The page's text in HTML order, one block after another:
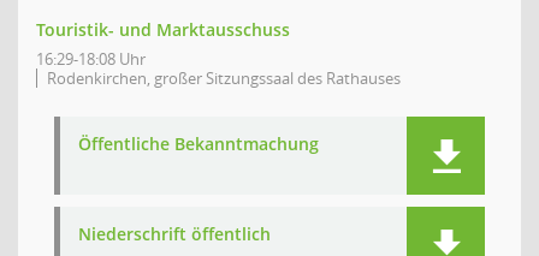
Touristik- und Marktausschuss
16:29-18:08 Uhr
Rodenkirchen, großer Sitzungssaal des Rathauses
Öffentliche Bekanntmachung
Niederschrift öffentlich